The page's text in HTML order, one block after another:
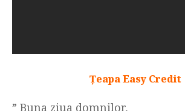
Țeapa Easy Credit
” Buna ziua domnilor,